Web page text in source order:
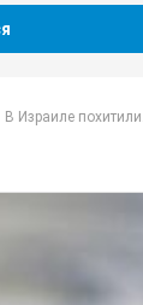
В Израиле похитили...